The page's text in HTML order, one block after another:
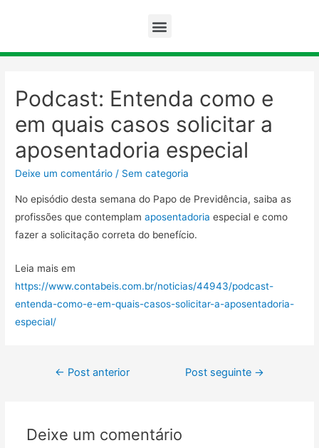
Podcast: Entenda como e
em quais casos solicitar a
aposentadoria especial
Deixe um comentário / Sem categoria
No episódio desta semana do Papo de Previdência, saiba as
profissões que contemplamaposentadoria especial e como
fazer a solicitação correta do benefício.
Leia mais em
https://www.contabeis.com.br/noticias/44943/podcast-
entenda-como-e-em-quais-casos-solicitar-a-aposentadoria-
especial/
← Post anterior Post seguinte →
Deixe um comentário